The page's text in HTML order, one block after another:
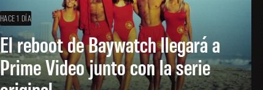
HACE 1 DÍA
El reboot de Baywatch llegará a
Prime Video junto con la serie